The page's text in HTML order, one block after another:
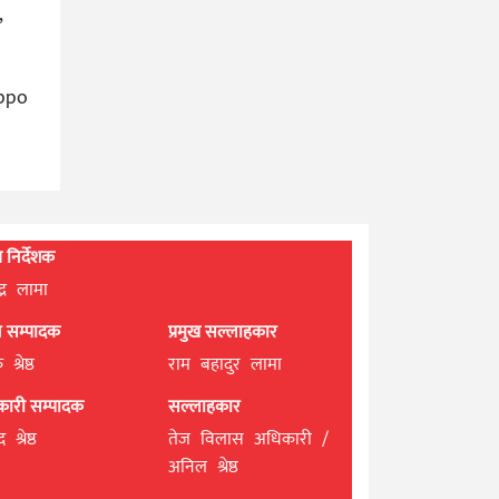
निर्देशक
लामा
सम्पादक
सम्पादक
श्रेष्ठ
प्रमुख सल्लाहकार
राम बहादुर लामा
सल्लाहकार
तेज विलास अधिकारी /
अनिल श्रेष्ठ